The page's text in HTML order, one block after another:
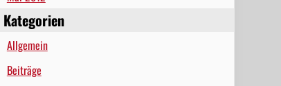
Kategorien
Allgemein
Beiträge